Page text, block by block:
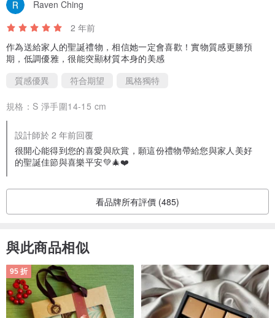
*如需禮物小卡可免費致贈並代寫，請於私訊提供文字（中、英、日文
皆可）。
--------------------------------------------------------------------
：：客製化
歡迎來信說明您的需求、喜好，我們可以提供專屬於您的客製化設計
商品。或可預約線上諮詢。
個人星盤與寶石配對： www.pinkoi.com/product/S866AzCH
奧修禪卡與寶石配對：www.pinkoi.com/product/LuWuSWke
：：售後服務
提供所有商品購買日起一年內免費維修重串（順便整理、保養、淨
化）二次。若商品有缺損請先告知，在有備材的情況下可免費替換一
次，若需酌收材料費會告知。請小心保護好商品後寄回給我們，運費
Raven Ching
2 年前
作為送給家人的聖誕禮物，相信她一定會喜歡！實物質感更勝預
期，低調優雅，很能突顯材質本身的美感
質感優異
符合期望 風格獨特
規格： S 淨手圍14-15 cm
設計師於 2 年前回覆
很開心能得到您的喜愛與欣賞，願這份禮物帶給您與家人美好
的聖誕佳節與喜樂平安💚🎄❤️
看品牌所有評價 (485)
與此商品相似
95 折